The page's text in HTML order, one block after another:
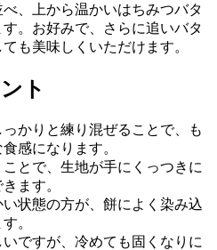
、上から温かいはちみつバタ
。お好みで、さらに追いバタ
も美味しくいただけます。
ト
かりと練り混ぜることで、も
感になります。
とで、生地が手にくっつきに
ます。
状態の方が、餅によく染み込
。
ですが、冷めても固くなりに